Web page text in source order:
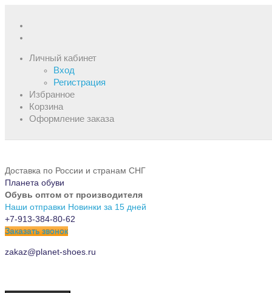
Личный кабинет
Вход
Регистрация
Избранное
Корзина
Оформление заказа
Доставка по России и странам СНГ
Планета обуви
Обувь оптом от производителя
Наши отправки Новинки за 15 дней
+7-913-384-80-62
Заказать звонок
zakaz@planet-shoes.ru